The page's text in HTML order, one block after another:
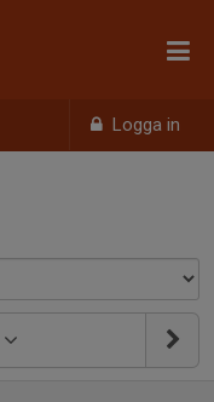
Logga in